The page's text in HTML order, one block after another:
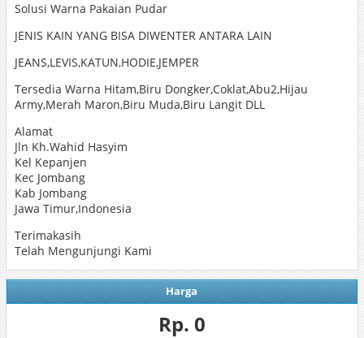
Solusi Warna Pakaian Pudar
JENIS KAIN YANG BISA DIWENTER ANTARA LAIN
JEANS,LEVIS,KATUN,HODIE,JEMPER
Tersedia Warna Hitam,Biru Dongker,Coklat,Abu2,Hijau
Army,Merah Maron,Biru Muda,Biru Langit DLL
Alamat
Jln Kh.Wahid Hasyim
Kel Kepanjen
Kec Jombang
Kab Jombang
Jawa Timur,Indonesia
Terimakasih
Telah Mengunjungi Kami
Harga
Rp. 0